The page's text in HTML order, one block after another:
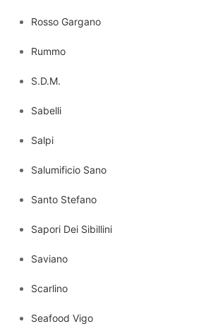
Rosso Gargano
Rummo
S.D.M.
Sabelli
Salpi
Salumificio Sano
Santo Stefano
Sapori Dei Sibillini
Saviano
Scarlino
Seafood Vigo